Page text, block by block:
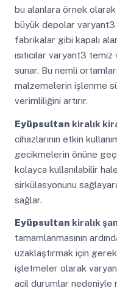
bu alanlara örnek olarak
büyük depolar
fabrikalar gibi kapalı
ısıtıcılar varyant3 temiz
sunar. Bu nemli
malzemelerin işlenme
verimliliğini artırır.
Eyüpsultan kiralık
cihazlarının etkin
gecikmelerin önüne
kolayca kullanılabilir
sirkülasyonunu
sağlar.
Eyüpsultan kiralık
tamamlanmasının
uzaklaştırmak için
işletmeler olarak
acil durumlar